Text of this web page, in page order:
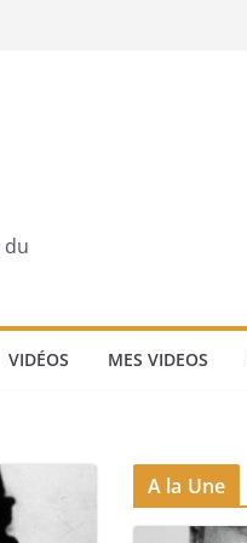
du
VIDÉOS MES VIDEOS
A la Une